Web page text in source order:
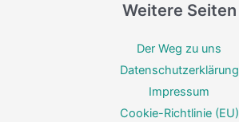
Weitere Seiten
Der Weg zu uns
Datenschutzerklärung
Impressum
Cookie-Richtlinie (EU)